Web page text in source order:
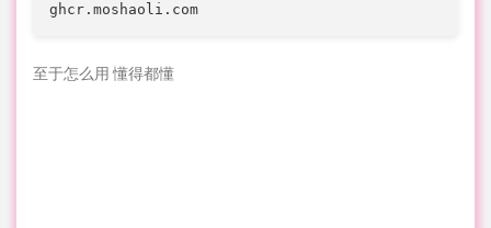
ghcr.moshaoli.com
至于怎么用 懂得都懂